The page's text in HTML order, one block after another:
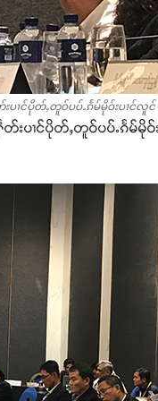
ပၢင်ပိုတ်ႇတူဝ်ပပ်ႉၵႅမ်မိုဝ်းပၢင်လူင်
းပၢင်ပိုတ်ႇတူဝ်ပပ်ႉၵႅမ်မို